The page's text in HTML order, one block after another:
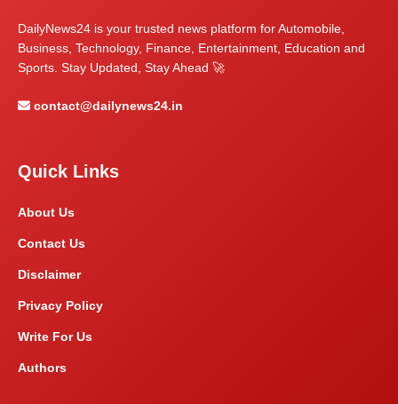
DailyNews24 is your trusted news platform for Automobile,
Business, Technology, Finance, Entertainment, Education and
Sports. Stay Updated, Stay Ahead 🚀
contact@dailynews24.in
Quick Links
About Us
Contact Us
Disclaimer
Privacy Policy
Write For Us
Authors